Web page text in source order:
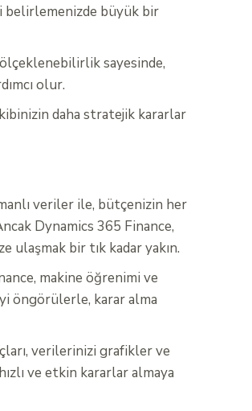
belirlemenizde büyük bir
ölçeklenebilirlik sayesinde,
olur.
daha stratejik kararlar
veriler ile, bütçenizin her
Dynamics 365 Finance,
ulaşmak bir tık kadar yakın.
makine öğrenimi ve
öngörülerle, karar alma
verilerinizi grafikler ve
ve etkin kararlar almaya